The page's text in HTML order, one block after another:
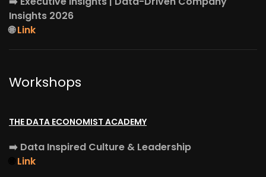
Insights 2026
🌐Link
Workshops
THE DATA ECONOMIST ACADEMY
➡️ Data Inspired Culture & Leadership
Link